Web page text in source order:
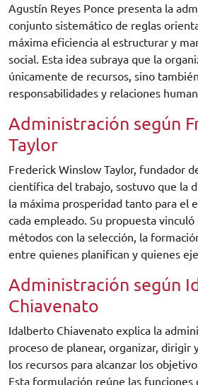
Agustín Reyes Ponce presenta la
conjunto sistemático de reglas
máxima eficiencia al estructurar y
social. Esta idea subraya que la
únicamente de recursos, sino
responsabilidades y relaciones
Administración según
Taylor
Frederick Winslow Taylor, fundador
científica del trabajo, sostuvo que la
la máxima prosperidad tanto para el
cada empleado. Su propuesta
métodos con la selección, la
entre quienes planifican y quienes
Administración según
Chiavenato
Idalberto Chiavenato explica la
proceso de planear, organizar, dirigir
los recursos para alcanzar los
Esta formulación reúne las funciones